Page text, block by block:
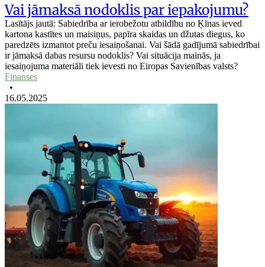
Vai jāmaksā nodoklis par iepakojumu?
Lasītājs jautā: Sabiedrība ar ierobežotu atbildību no Ķīnas ieved
kartona kastītes un maisiņus, papīra skaidas un džutas diegus, ko
paredzēts izmantot preču iesaiņošanai. Vai šādā gadījumā sabiedrībai
ir jāmaksā dabas resursu nodoklis? Vai situācija mainās, ja
iesaiņojuma materiāli tiek ievesti no Eiropas Savienības valsts?
Finanses
•
16.05.2025